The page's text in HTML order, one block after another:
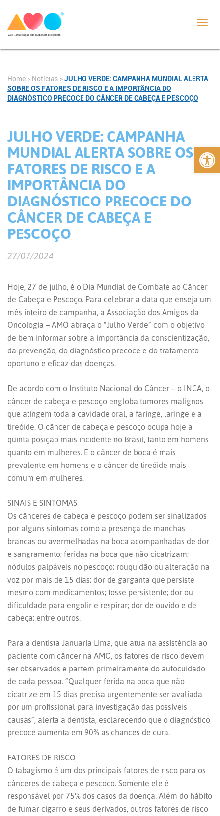
Abrir
Home > Notícias >JULHO VERDE: CAMPANHA MUNDIAL ALERTA
SOBRE OS FATORES DE RISCO E A IMPORTÂNCIA DO
DIAGNÓSTICO PRECOCE DO CÂNCER DE CABEÇA E PESCOÇO
JULHO VERDE: CAMPANHA
MUNDIAL ALERTA SOBRE OS
FATORES DE RISCO E A
IMPORTÂNCIA DO
DIAGNÓSTICO PRECOCE DO
CÂNCER DE CABEÇA E
PESCOÇO
27/07/2024
Hoje, 27 de julho, é o Dia Mundial de Combate ao Câncer
de Cabeça e Pescoço. Para celebrar a data que enseja um
mês inteiro de campanha, a Associação dos Amigos da
Oncologia – AMO abraça o “Julho Verde” com o objetivo
de bem informar sobre a importância da conscientização,
da prevenção, do diagnóstico precoce e do tratamento
oportuno e eficaz das doenças.
De acordo com o Instituto Nacional do Câncer – o INCA, o
câncer de cabeça e pescoço engloba tumores malignos
que atingem toda a cavidade oral, a faringe, laringe e a
tireóide. O câncer de cabeça e pescoço ocupa hoje a
quinta posição mais incidente no Brasil, tanto em homens
quanto em mulheres. E o câncer de boca é mais
prevalente em homens e o câncer de tireóide mais
comum em mulheres.
SINAIS E SINTOMAS
Os cânceres de cabeça e pescoço podem ser sinalizados
por alguns sintomas como a presença de manchas
brancas ou avermelhadas na boca acompanhadas de dor
e sangramento; feridas na boca que não cicatrizam;
nódulos palpáveis no pescoço; rouquidão ou alteração na
voz por mais de 15 dias; dor de garganta que persiste
mesmo com medicamentos; tosse persistente; dor ou
dificuldade para engolir e respirar; dor de ouvido e de
cabeça; entre outros.
Para a dentista Januaria Lima, que atua na assistência ao
paciente com câncer na AMO, os fatores de risco devem
ser observados e partem primeiramente do autocuidado
de cada pessoa. “Qualquer ferida na boca que não
cicatrize em 15 dias precisa urgentemente ser avaliada
por um profissional para investigação das possíveis
causas”, alerta a dentista, esclarecendo que o diagnóstico
precoce aumenta em 90% as chances de cura.
FATORES DE RISCO
O tabagismo é um dos principais fatores de risco para os
cânceres de cabeça e pescoço. Somente ele é
responsável por 75% dos casos da doença. Além do hábito
de fumar cigarro e seus derivados, outros fatores de risco